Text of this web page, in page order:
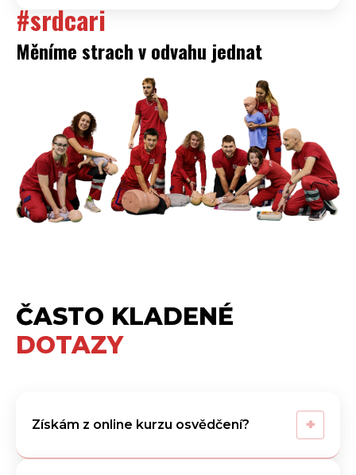
#srdcari
Měníme strach v odvahu jednat
ČASTO KLADENÉ
DOTAZY
Získám z online kurzu osvědčení? +